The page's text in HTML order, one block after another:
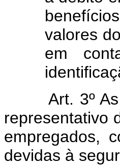
valores
em
Art. 3º
representativo
empregados,
devidas à